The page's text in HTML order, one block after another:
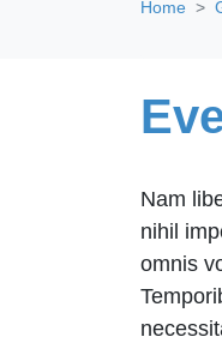
Home
Nam
nihil
omnis